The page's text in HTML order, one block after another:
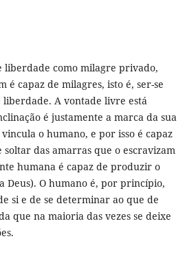
liberdade como milagre privado,
é capaz de milagres, isto é, ser-se
liberdade. A vontade livre está
é justamente a marca da sua
o humano, e por isso é capaz
soltar das amarras que o escravizam
humana é capaz de produzir o
Deus). O humano é, por princípio,
si e de se determinar ao que de
que na maioria das vezes se deixe